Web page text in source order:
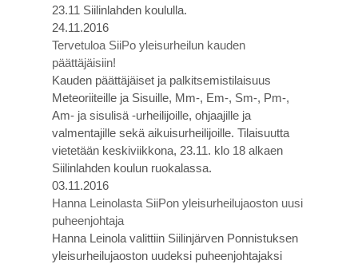
23.11 Siilinlahden koululla.
24.11.2016
Tervetuloa SiiPo yleisurheilun kauden
päättäjäisiin!
Kauden päättäjäiset ja palkitsemistilaisuus
Meteoriiteille ja Sisuille, Mm-, Em-, Sm-, Pm-,
Am- ja sisulisä -urheilijoille, ohjaajille ja
valmentajille sekä aikuisurheilijoille. Tilaisuutta
vietetään keskiviikkona, 23.11. klo 18 alkaen
Siilinlahden koulun ruokalassa.
03.11.2016
Hanna Leinolasta SiiPon yleisurheilujaoston uusi
puheenjohtaja
Hanna Leinola valittiin Siilinjärven Ponnistuksen
yleisurheilujaoston uudeksi puheenjohtajaksi